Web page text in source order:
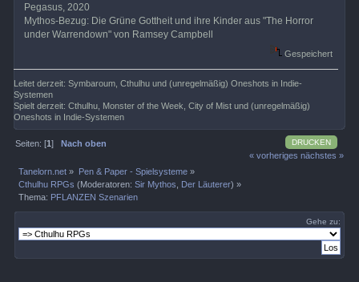
Pegasus, 2020
Mythos-Bezug: Die Grüne Gottheit und ihre Kinder aus "The Horror
under Warrendown" von Ramsey Campbell
Gespeichert
Leitet derzeit: Symbaroum, Cthulhu und (unregelmäßig) Oneshots in Indie-
Systemen
Spielt derzeit: Cthulhu, Monster of the Week, City of Mist und (unregelmäßig)
Oneshots in Indie-Systemen
DRUCKEN
Seiten: [1]Nach oben
« vorheriges nächstes »
Tanelorn.net » Pen & Paper - Spielsysteme»
Cthulhu RPGs (Moderatoren:Sir Mythos Der Läuterer) »
Thema: PFLANZEN Szenarien
Gehe zu: